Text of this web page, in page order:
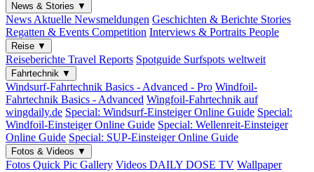
News & Stories ▼
News Aktuelle Newsmeldungen Geschichten & Berichte Stories
Regatten & Events Competition Interviews & Portraits People
Reise ▼
Reiseberichte Travel Reports Spotguide Surfspots weltweit
Fahrtechnik ▼
Windsurf-Fahrtechnik Basics - Advanced - Pro Windfoil-
Fahrtechnik Basics - Advanced Wingfoil-Fahrtechnik auf
wingdaily.de Special: Windsurf-EinsteigerOnline Guide Special:
Windfoil-EinsteigerOnline Guide Special: Wellenreit-Einsteiger
Online Guide Special: SUP-EinsteigerOnline Guide
Fotos & Videos ▼
Fotos Quick Pic Gallery Videos DAILY DOSE TV Wallpaper